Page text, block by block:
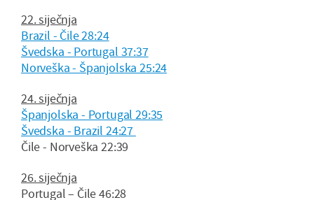
22. siječnja
Brazil - Čile 28:24
Švedska - Portugal 37:37
Norveška - Španjolska 25:24
24. siječnja
Španjolska - Portugal 29:35
Švedska - Brazil 24:27
Čile - Norveška 22:39
26. siječnja
Portugal – Čile 46:28